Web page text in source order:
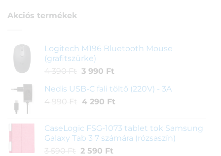
Akciós termékek
Logitech M196 Bluetooth Mouse
(grafitszürke)
4 390 Ft
Original
was:
4
3 990 FtCurrent
is:
3
Nedis USB-C fali töltő (220V) - 3A
4 990 Ft
Original
4
990 Ft.
4 290 FtCurrent
4
290 Ft.
CaseLogic FSG-1073 tablet tok Samsung
Galaxy Tab 3 7 számára (rózsaszín)
3 590 Ft
Original
2 590 FtCurrent